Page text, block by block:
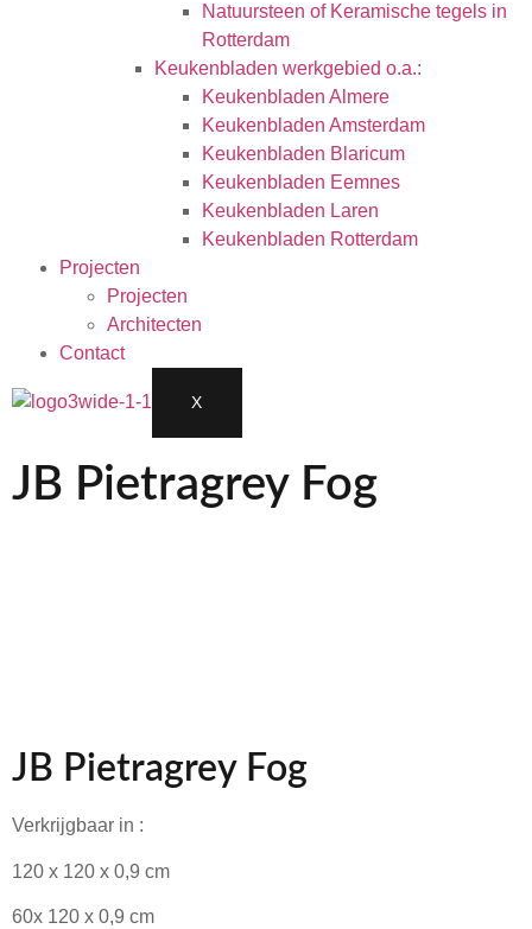
Natuursteen of Keramische tegels in
Rotterdam
Keukenbladen werkgebied o.a.:
Keukenbladen Almere
Keukenbladen Amsterdam
Keukenbladen Blaricum
Keukenbladen Eemnes
Keukenbladen Laren
Keukenbladen Rotterdam
Projecten
Projecten
Architecten
Contact
X
JB Pietragrey Fog
JB Pietragrey Fog
Verkrijgbaar in :
120 x 120 x 0,9 cm
60x 120 x 0,9 cm